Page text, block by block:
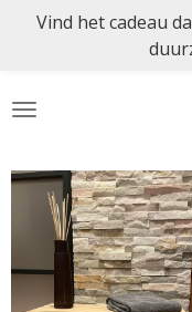
de
Vind het cadeau